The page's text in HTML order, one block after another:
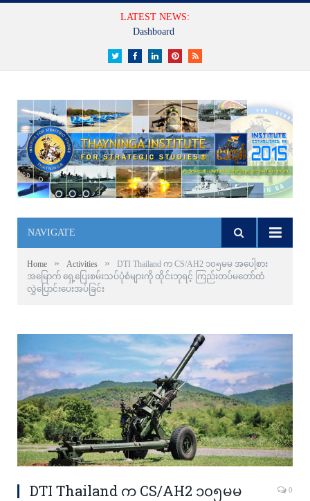
LATEST NEWS:
Dashboard
TwitterFacebookLinkedInPinterestRSS
NAVIGATE
Home » Activities »
DTI Thailand က CS/AH2 ၁၀၅မမ အပေါ့စား
အမြောက် ရှေ့ပြေးစမ်းသပ်ပုံစံများကို ထိုင်းဘုရင့် ကြည်းတပ်မတော်ထံ
လွှဲပြောင်းပေးအပ်ခြင်း
DTI Thailand က CS/AH2 ၁၀၅မမ
0